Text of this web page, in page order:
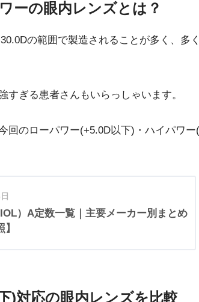
ーの眼内レンズとは？
の範囲で製造されることが多く、多
すぎる患者さんもいらっしゃいます。
回のローパワー(+5.0D以下)・ハイパワ
）A定数一覧｜主要メーカー別まとめ
)対応の眼内レンズを比較